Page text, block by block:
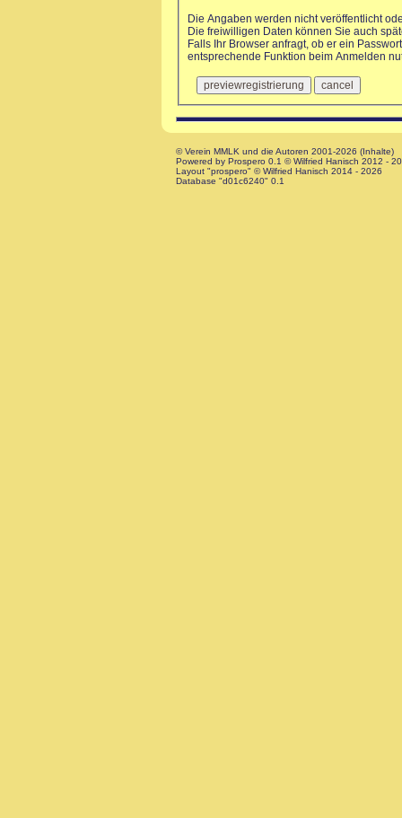
Die Angaben werden nicht veröffentlicht
Die freiwilligen Daten können Sie auch
Falls Ihr Browser anfragt, ob er ein
entsprechende Funktion beim Anmelden
© Verein MMLK und die Autoren 2001-2026 (Inhalte)
Powered by Prospero 0.1 © Wilfried Hanisch 2012 -
Layout "prospero" © Wilfried Hanisch 2014 - 2026
Database "d01c6240" 0.1